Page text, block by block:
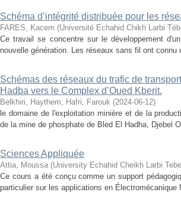
Schéma d’intégrité distribuée pour les
FARES, Kacem (Université Echahid Chikh Larbi
Ce travail se concentre sur le développement
nouvelle génération. Les réseaux sans fil ont
Schémas des réseaux du trafic de
Hadba vers le Complex d’Oued Kberit.
Belkhiri, Haythem; Hafri, Farouk (2024-06-12)
le domaine de l'exploitation minière et de la
de la mine de phosphate de Bled El Hadha, Djebel
Sciences Appliquée
Attia, Moussa (University Echahid Cheikh Larbi
Ce cours a été conçu comme un support
particulier sur les applications en